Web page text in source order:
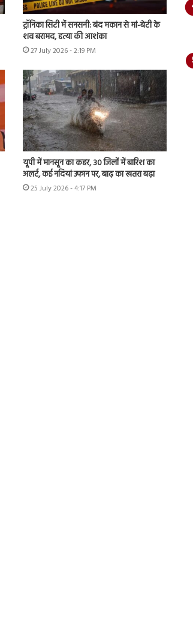
ट्रॉनिका सिटी में सनसनी: बंद मकान से मां-बेटी के
शव बरामद, हत्या की आशंका
27 July 2026 - 2:19 PM
यूपी में मानसून का कहर, 30 जिलों में बारिश का
अलर्ट, कई नदियां उफान पर, बाढ़ का खतरा बढ़ा
25 July 2026 - 4:17 PM